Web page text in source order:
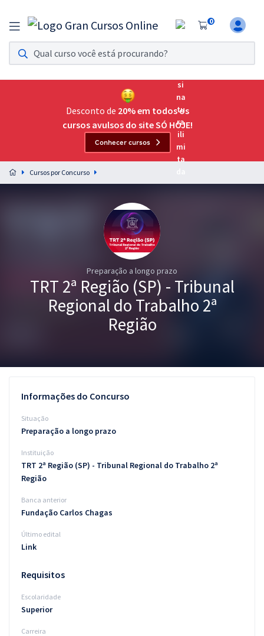
0
Assinatura Ilimitada 11
Acesso a todos os cursos. Teste grátis por 7 dias!
Assinatura OAB Até Passar
Acesso ilimitado a toda preparação para o Exame da
Preparação completa e intensiva para as principais
residências em saúde do Brasil
Graduação
Blog
Aprovados
Desconto de 20% em todos os
cursos avulsos do site SÓ HOJE!
Conhecer cursos
Cursos por Concurso
Preparação a longo prazo
TRT 2ª Região (SP) - Tribunal
Regional do Trabalho 2ª
Região
Informações do Concurso
Situação
Preparação a longo prazo
Instituição
TRT 2ª Região (SP) - Tribunal Regional do Trabalho 2ª
Região
Banca anterior
Fundação Carlos Chagas
Último edital
Link
Requisitos
Escolaridade
Superior
Carreira